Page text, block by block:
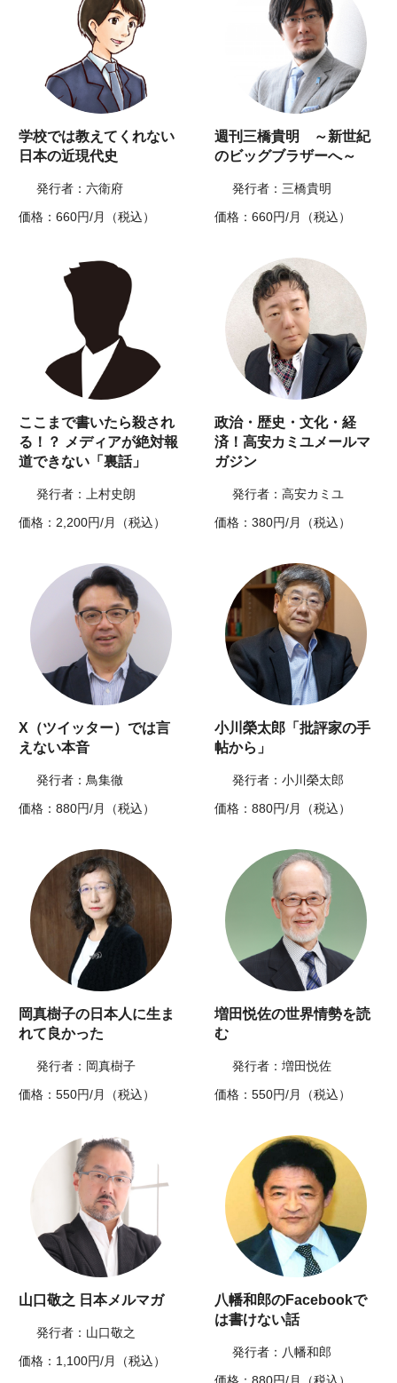
学校では教えてくれない
日本の近現代史
発行者：六衛府
価格：660円/月（税込）
週刊三橋貴明 ～新世紀
のビッグブラザーへ～
発行者：三橋貴明
価格：660円/月（税込）
ここまで書いたら殺され
る！？ メディアが絶対報
道できない「裏話」
発行者：上村史朗
価格：2,200円/月（税込）
政治・歴史・文化・経
済！高安カミユメールマ
ガジン
発行者：高安カミユ
価格：380円/月（税込）
X（ツイッター）では言
えない本音
発行者：鳥集徹
価格：880円/月（税込）
小川榮太郎「批評家の手
帖から」
発行者：小川榮太郎
価格：880円/月（税込）
岡真樹子の日本人に生ま
れて良かった
発行者：岡真樹子
価格：550円/月（税込）
増田悦佐の世界情勢を読
む
発行者：増田悦佐
価格：550円/月（税込）
山口敬之 日本メルマガ
発行者：山口敬之
価格：1,100円/月（税込）
八幡和郎のFacebookで
は書けない話
発行者：八幡和郎
価格：880円/月（税込）